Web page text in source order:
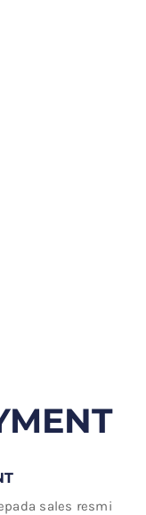
sales resmi